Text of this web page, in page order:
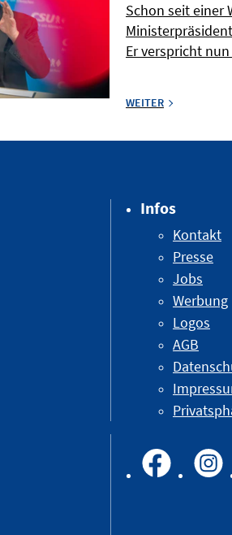
Schon seit einer
Er verspricht
WEITER
Infos
Kontakt
Presse
Jobs
Werbung
Logos
AGB